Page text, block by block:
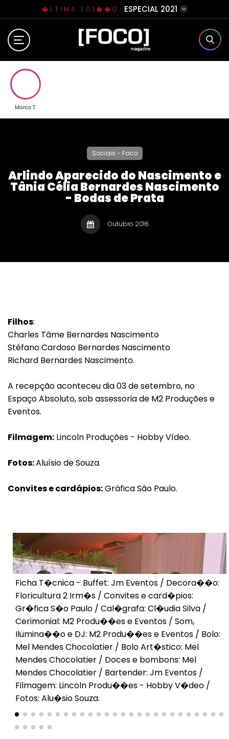
�LTIMA EDI��O ESPECIAL 2021
Home
Contato
Voltar
Marco T.
Sociais - Foco
Arlindo Aparecido do Nascimento e
Tânia Célia Bernardes Nascimento
- Bodas de Prata
Outubro 2016
Filhos:
Charles Tâme Bernardes Nascimento
Stéfano Cardoso Bernardes Nascimento
Richard Bernardes Nascimento.
A recepção aconteceu dia 03 de setembro, no
Espaço Absoluto, sob assessoria de M2 Produções e
Eventos.
Filmagem: Lincoln Produções - Hobby Vídeo.
Fotos:Aluísio de Souza.
Convites e cardápios:Gráfica São Paulo.
Ficha T�cnica - Buffet: Jm Eventos / Decora��o:
Floricultura 2 Irm�s / Convites e card�pios:
Gr�fica S�o Paulo / Cal�grafa: Cl�udia Silva /
Cerimonial: M2 Produ��es e Eventos / Som,
Ilumina��o e DJ: M2 Produ��es e Eventos / Bolo:
Mel Mendes Chocolatier / Bolo Art�stico: Mel
Mendes Chocolatier / Doces e bombons: Mel
Mendes Chocolatier / Bartender: Jm Eventos /
Filmagem: Lincoln Produ��es - Hobby V�deo /
Fotos: Alu�sio Souza.